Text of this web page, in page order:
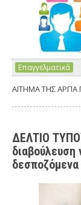
Επαγγελματικά
ΑΙΤΗΜΑ ΤΗΣ ΑΡΠΑ
ΔΕΛΤΙΟ